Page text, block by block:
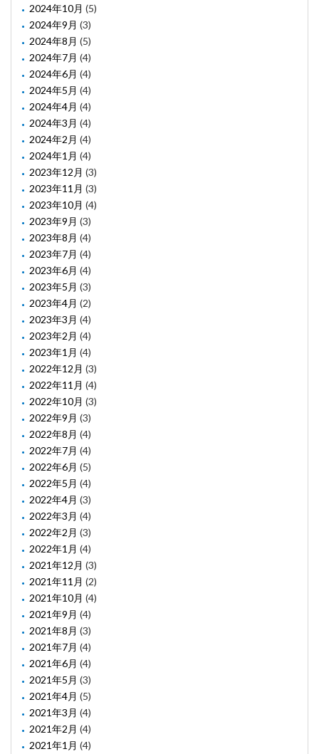
2024年10月 (5)
2024年9月 (3)
2024年8月 (5)
2024年7月 (4)
2024年6月 (4)
2024年5月 (4)
2024年4月 (4)
2024年3月 (4)
2024年2月 (4)
2024年1月 (4)
2023年12月 (3)
2023年11月 (3)
2023年10月 (4)
2023年9月 (3)
2023年8月 (4)
2023年7月 (4)
2023年6月 (4)
2023年5月 (3)
2023年4月 (2)
2023年3月 (4)
2023年2月 (4)
2023年1月 (4)
2022年12月 (3)
2022年11月 (4)
2022年10月 (3)
2022年9月 (3)
2022年8月 (4)
2022年7月 (4)
2022年6月 (5)
2022年5月 (4)
2022年4月 (3)
2022年3月 (4)
2022年2月 (3)
2022年1月 (4)
2021年12月 (3)
2021年11月 (2)
2021年10月 (4)
2021年9月 (4)
2021年8月 (3)
2021年7月 (4)
2021年6月 (4)
2021年5月 (3)
2021年4月 (5)
2021年3月 (4)
2021年2月 (4)
2021年1月 (4)